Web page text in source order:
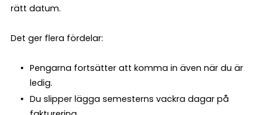
rätt datum.
Det ger flera fördelar:
Pengarna fortsätter att komma in även när du är
ledig.
Du slipper lägga semesterns vackra dagar på